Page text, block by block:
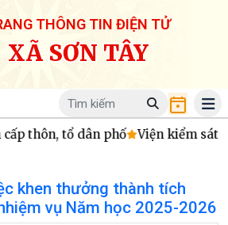
THÔNG TIN ĐIỆN TỬ
XÃ SƠN TÂY
thôn, tổ dân phố Viện kiểm sát
khen thưởng thành tích
vụ Năm học 2025-2026